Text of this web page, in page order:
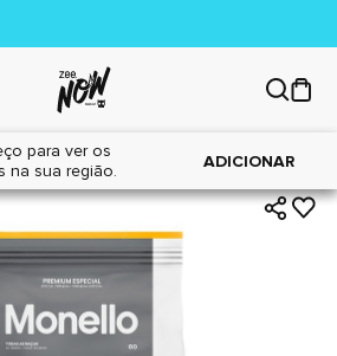
para ver os
na sua região.
ADICIONAR